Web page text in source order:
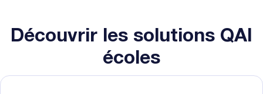
Découvrir les solutions QAI
écoles